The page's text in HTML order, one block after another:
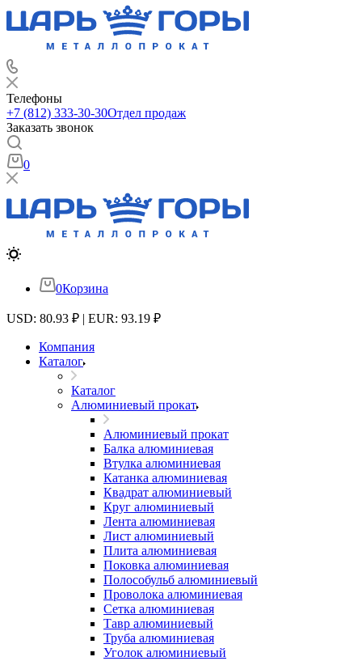
Телефоны
+7 (812) 333-30-30Отдел продаж
Заказать звонок
0
0Корзина
USD: 80.93 ₽ | EUR: 93.19 ₽
Компания
Каталог
Каталог
Алюминиевый прокат
Алюминиевый прокат
Балка алюминиевая
Втулка алюминиевая
Катанка алюминиевая
Квадрат алюминиевый
Круг алюминиевый
Лента алюминиевая
Лист алюминиевый
Плита алюминиевая
Поковка алюминиевая
Полособульб алюминиевый
Проволока алюминиевая
Сетка алюминиевая
Тавр алюминиевый
Труба алюминиевая
Уголок алюминиевый